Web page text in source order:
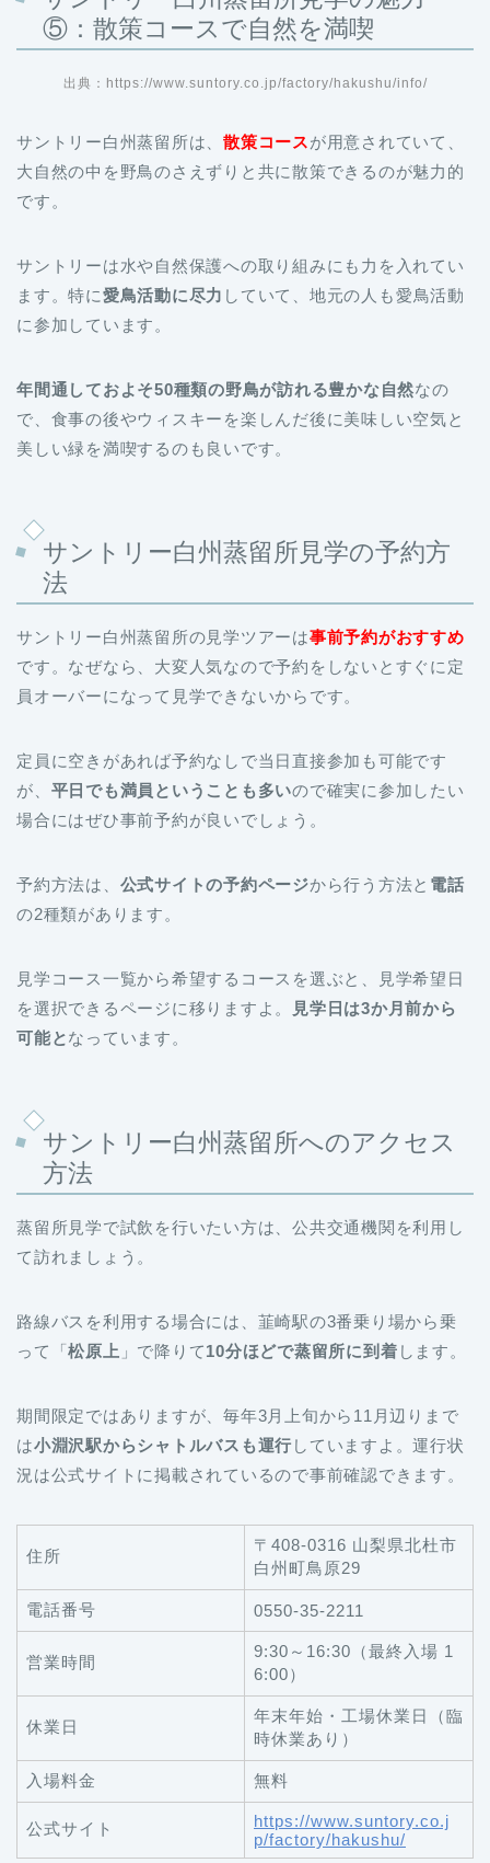
⑤：散策コースで自然を満喫
出典：https://www.suntory.co.jp/factory/hakushu/info/
サントリー白州蒸留所は、散策コースが用意されていて、
大自然の中を野鳥のさえずりと共に散策できるのが魅力的
です。
サントリーは水や自然保護への取り組みにも力を入れてい
ます。特に愛鳥活動に尽力 していて、地元の人も愛鳥活動
に参加しています。
年間通しておよそ50種類の野鳥が訪れる豊かな自然なの
で、食事の後やウィスキーを楽しんだ後に美味しい空気と
美しい緑を満喫するのも良いです。
サントリー白州蒸留所見学の予約方
法
サントリー白州蒸留所の見学ツアーは事前予約がおすすめ
です。なぜなら、大変人気なので予約をしないとすぐに定
員オーバーになって見学できないからです。
定員に空きがあれば予約なしで当日直接参加も可能です
が、 平日でも満員ということも多いので確実に参加したい
場合にはぜひ事前予約が良いでしょう。
予約方法は、 公式サイトの予約ページから行う方法と 電話
の2種類があります。
見学コース一覧から希望するコースを選ぶと、見学希望日
を選択できるページに移りますよ。
見学日は3か月前から
可能となっています。
サントリー白州蒸留所へのアクセス
方法
蒸留所見学で試飲を行いたい方は、公共交通機関を利用し
て訪れましょう。
路線バスを利用する場合には、韮崎駅の3番乗り場から乗
って「松原上 」で降りて10分ほどで蒸留所に到着 します。
期間限定ではありますが、毎年3月上旬から11月辺りまで
は小淵沢駅からシャトルバスも運行 していますよ。運行状
況は公式サイトに掲載されているので事前確認できます。
住所
〒408-0316 山梨県北杜市
白州町鳥原29
電話番号 0550-35-2211
営業時間
9:30～16:30（最終入場 1
6:00）
休業日
年末年始・工場休業日（臨
時休業あり）
入場料金 無料
公式サイト
https://www.suntory.co.j
p/factory/hakushu/